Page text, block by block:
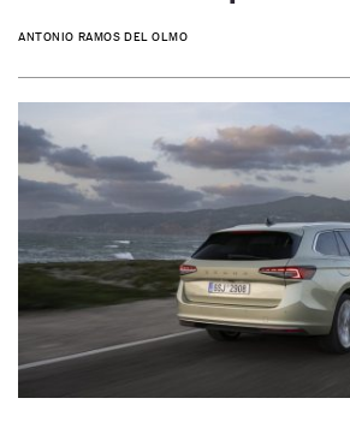
ANTONIO RAMOS DEL OLMO